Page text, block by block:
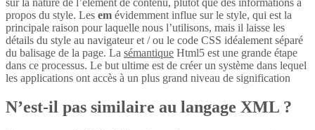
propos du style. Les em évidemment influe sur le style, qui est la
principale raison pour laquelle nous l’utilisons, mais il laisse les
détails du style au navigateur et / ou le code CSS idéalement séparé
du balisage de la page. La sémantique Html5 est une grande étape
dans ce processus. Le but ultime est de créer un système dans lequel
les applications ont accès à un plus grand niveau de signification
N’est-il pas similaire au langage XML ?